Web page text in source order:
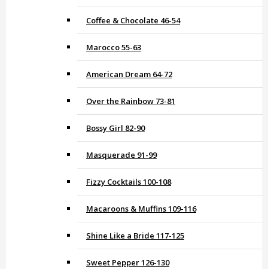
Coffee & Chocolate 46-54
Marocco 55-63
American Dream 64-72
Over the Rainbow 73-81
Bossy Girl 82-90
Masquerade 91-99
Fizzy Cocktails 100-108
Macaroons & Muffins 109-116
Shine Like a Bride 117-125
Sweet Pepper 126-130